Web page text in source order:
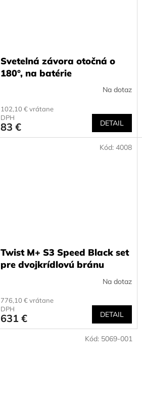
Svetelná závora otočná o
180°, na batérie
Na dotaz
102,10 € vrátane
DPH
83 € DETAIL
Twist M+ S3 Speed Black set
pre dvojkrídlovú bránu
Na dotaz
776,10 € vrátane
DPH
631 € DETAIL
Kód: 4008
Kód: 5069-001